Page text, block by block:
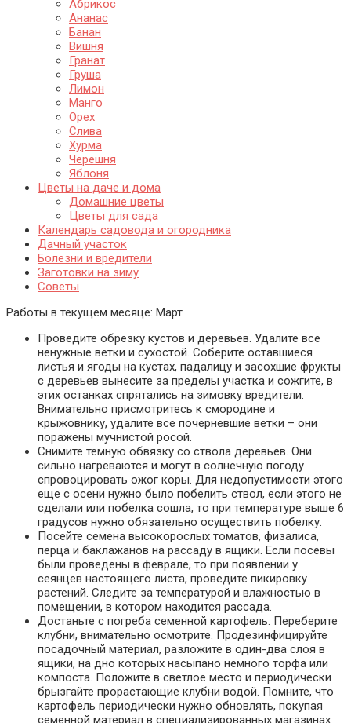
Абрикос
Ананас
Банан
Вишня
Гранат
Груша
Лимон
Манго
Орех
Слива
Хурма
Черешня
Яблоня
Цветы на даче и дома
Домашние цветы
Цветы для сада
Календарь садовода и огородника
Дачный участок
Болезни и вредители
Заготовки на зиму
Советы
Работы в текущем месяце: Март
Проведите обрезку кустов и деревьев. Удалите все
ненужные ветки и сухостой. Соберите оставшиеся
листья и ягоды на кустах, падалицу и засохшие фрукты
с деревьев вынесите за пределы участка и сожгите, в
этих останках спрятались на зимовку вредители.
Внимательно присмотритесь к смородине и
крыжовнику, удалите все почерневшие ветки – они
поражены мучнистой росой.
Снимите темную обвязку со ствола деревьев. Они
сильно нагреваются и могут в солнечную погоду
спровоцировать ожог коры. Для недопустимости этого
еще с осени нужно было побелить ствол, если этого не
сделали или побелка сошла, то при температуре выше 6
градусов нужно обязательно осуществить побелку.
Посейте семена высокорослых томатов, физалиса,
перца и баклажанов на рассаду в ящики. Если посевы
были проведены в феврале, то при появлении у
сеянцев настоящего листа, проведите пикировку
растений. Следите за температурой и влажностью в
помещении, в котором находится рассада.
Достаньте с погреба семенной картофель. Переберите
клубни, внимательно осмотрите. Продезинфицируйте
посадочный материал, разложите в один-два слоя в
ящики, на дно которых насыпано немного торфа или
компоста. Положите в светлое место и периодически
брызгайте прорастающие клубни водой. Помните, что
картофель периодически нужно обновлять, покупая
семенной материал в специализированных магазинах